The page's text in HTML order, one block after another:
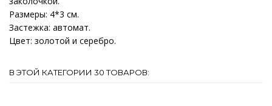
Размеры: 4*3 см.
Застежка: автомат.
Цвет: золотой и серебро.
В ЭТОЙ КАТЕГОРИИ 30 ТОВАРОВ: